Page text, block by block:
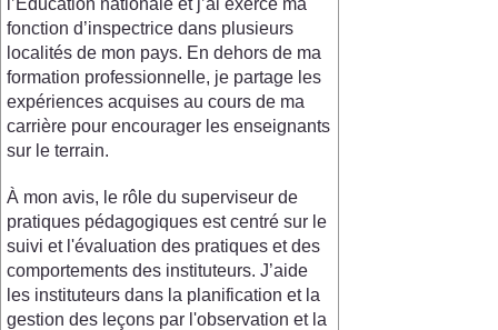
l’Education nationale et j’ai exercé ma
fonction d’inspectrice dans plusieurs
localités de mon pays. En dehors de ma
formation professionnelle, je partage les
expériences acquises au cours de ma
carrière pour encourager les enseignants
sur le terrain.
À mon avis, le rôle du superviseur de
pratiques pédagogiques est centré sur le
suivi et l'évaluation des pratiques et des
comportements des instituteurs. J’aide
les instituteurs dans la planification et la
gestion des leçons par l'observation et la